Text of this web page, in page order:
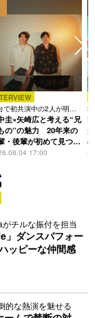
で初共演中の2人が明か
今の自分をつくる恩人の
圭×矢崎広と考える“兄
の”の魅力 20年来の
・後輩が初めて見つけ
いの共通点とは
17:00
3
チルな振付を担当
」ダンスパフォー
ッピーな仲間感
的な熱演を魅せる